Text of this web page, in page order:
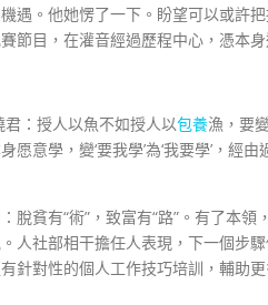
遇。他她愣了一下。盼望可以或許
節目，在灌音經過歷程中心，憑本
：授人以魚不如授人以包養漁，要
意學，變‘要我學’為‘我要學’，經
脫貧有“術”，致富有“路”。有了本
人社部相干擔任人表現，下一個步
針對性的個人工作技巧培訓，輔助